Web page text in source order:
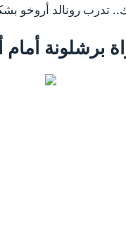
تدرب رونالد أروخو
برشلونة أمام